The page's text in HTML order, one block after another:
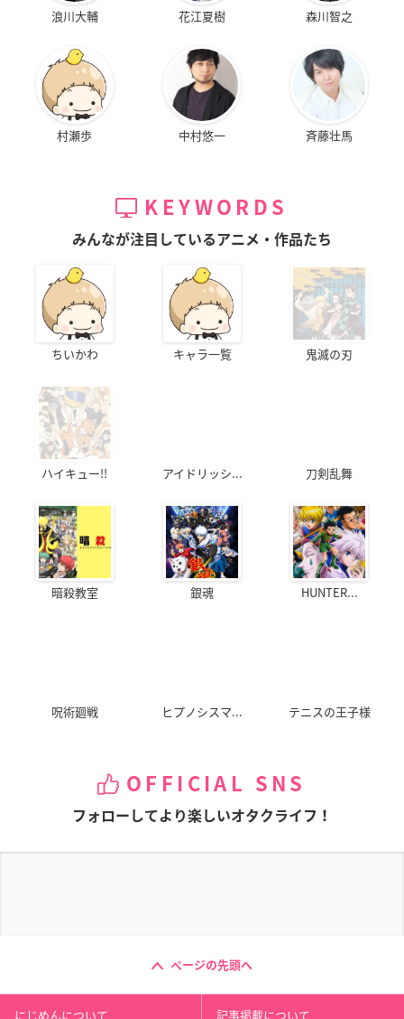
浪川大輔 花江夏樹 森川智之
村瀬歩 中村悠一 斉藤壮馬
KEYWORDS
みんなが注目しているアニメ・作品たち
ちいかわ キャラ一覧 鬼滅の刃
ハイキュー!! アイドリッシ... 刀剣乱舞
暗殺教室 銀魂 HUNTER...
呪術廻戦 ヒプノシスマ... テニスの王子様
OFFICIAL SNS
フォローしてより楽しいオタクライフ！
ページの先頭へ
にじめんについて 記事掲載について